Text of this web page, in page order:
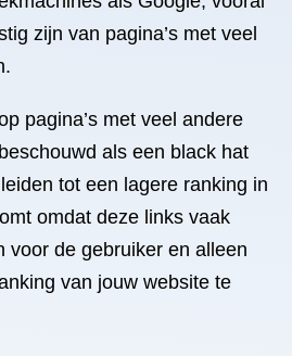
zijn van pagina’s met veel
pagina’s met veel andere
als een black hat
tot een lagere ranking in
omdat deze links vaak
voor de gebruiker en alleen
van jouw website te